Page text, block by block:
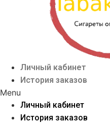
Личный кабинет
История заказов
Menu
Личный кабинет
История заказов